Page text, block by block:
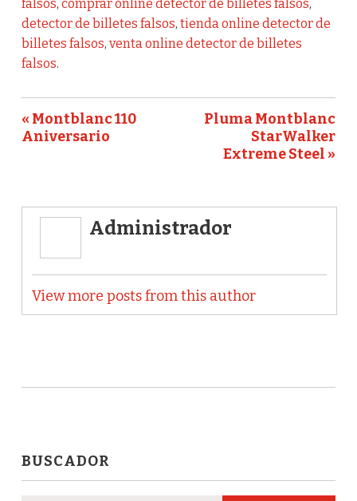
falsos, comprar online detector de billetes falsos,
detector de billetes falsos, tienda online detector de
billetes falsos, venta online detector de billetes
falsos.
« Montblanc 110
Aniversario
Pluma Montblanc
StarWalker
Extreme Steel »
Administrador
View more posts from this author
BUSCADOR